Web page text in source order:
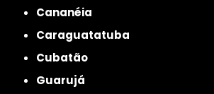
Cananéia
Caraguatatuba
Cubatão
Guarujá